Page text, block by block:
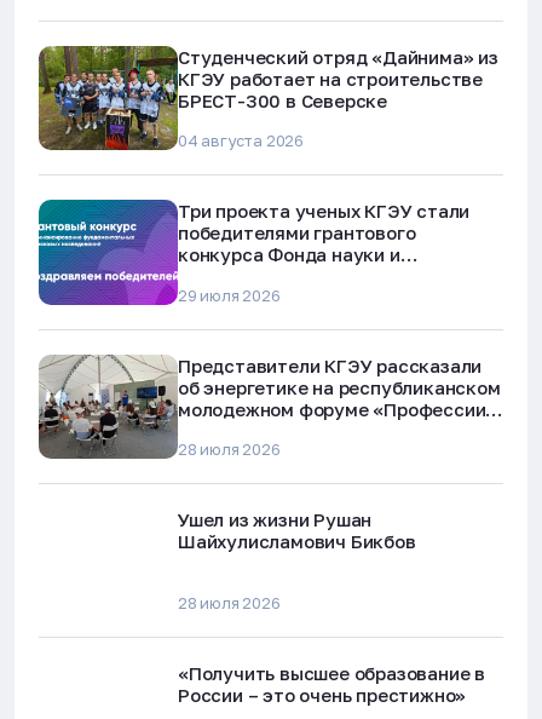
Студенческий отряд «Дайнима» из
КГЭУ работает на строительстве
БРЕСТ-300 в Северске
04 августа 2026
Три проекта ученых КГЭУ стали
победителями грантового
конкурса Фонда науки и
29 июля 2026
Представители КГЭУ рассказали
об энергетике на республиканском
молодежном форуме «Профессии
28 июля 2026
Ушел из жизни Рушан
Шайхулисламович Бикбов
28 июля 2026
«Получить высшее образование в
России – это очень престижно»